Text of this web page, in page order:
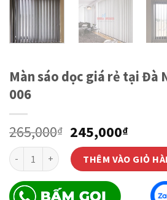
Màn sáo dọc giá rẻ tại Đà
006
265,000₫ Giá
gốc
là:
265,000₫.
245,000₫Giá
hiện
tại
là:
Số lượng THÊM VÀO GIỎ